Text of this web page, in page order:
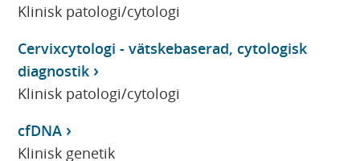
Klinisk patologi/cytologi
Cervixcytologi - vätskebaserad, cytologisk
diagnostik
Klinisk patologi/cytologi
cfDNA
Klinisk genetik